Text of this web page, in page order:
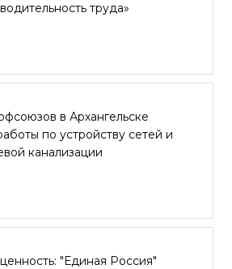
труда»
в Архангельске
по устройству сетей и
канализации
"Единая Россия"